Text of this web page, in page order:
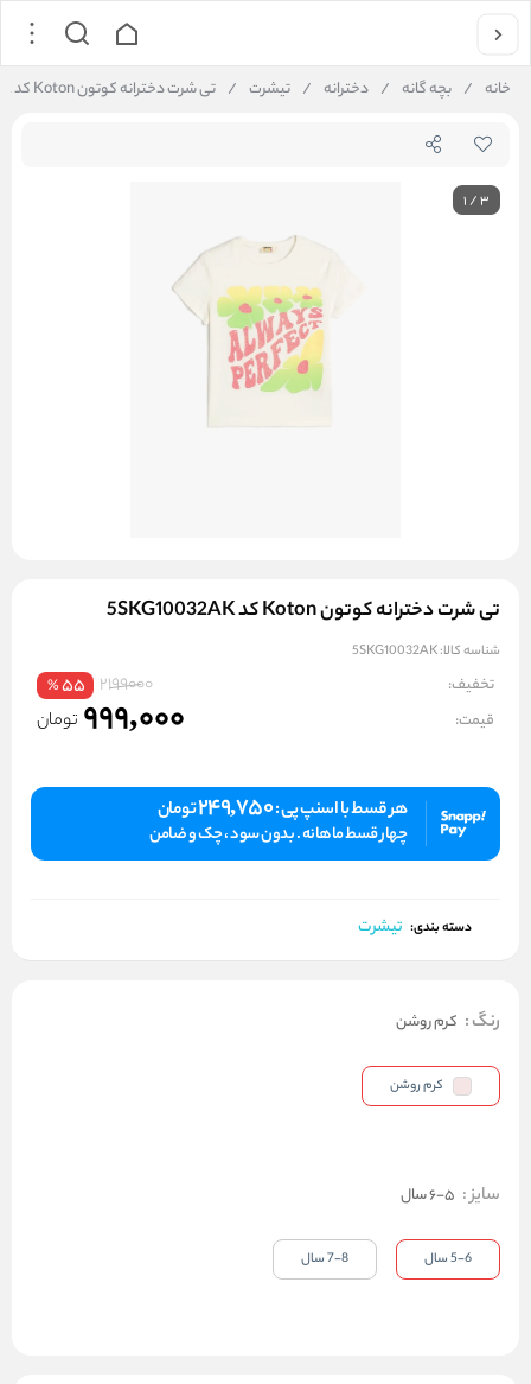
خانه / بچه گانه / دخترانه / تیشرت / تی شرت دخترانه کوتون Koton کد 5SKG10032AK
1/3
تی شرت دخترانه کوتون Koton کد 5SKG10032AK
شناسه کالا:5SKG10032AK
تخفیف: 2199000
55
%
قیمت: 999,000 تومان
هر قسط با اسنپ پی :249,750تومان
چهار قسط ماهانه . بدون سود ، چک و ضامن
دسته بندی: تیشرت
رنگ: کرم روشن
کرم روشن
سایز: 5-6 سال
5-6 سال 7-8 سال